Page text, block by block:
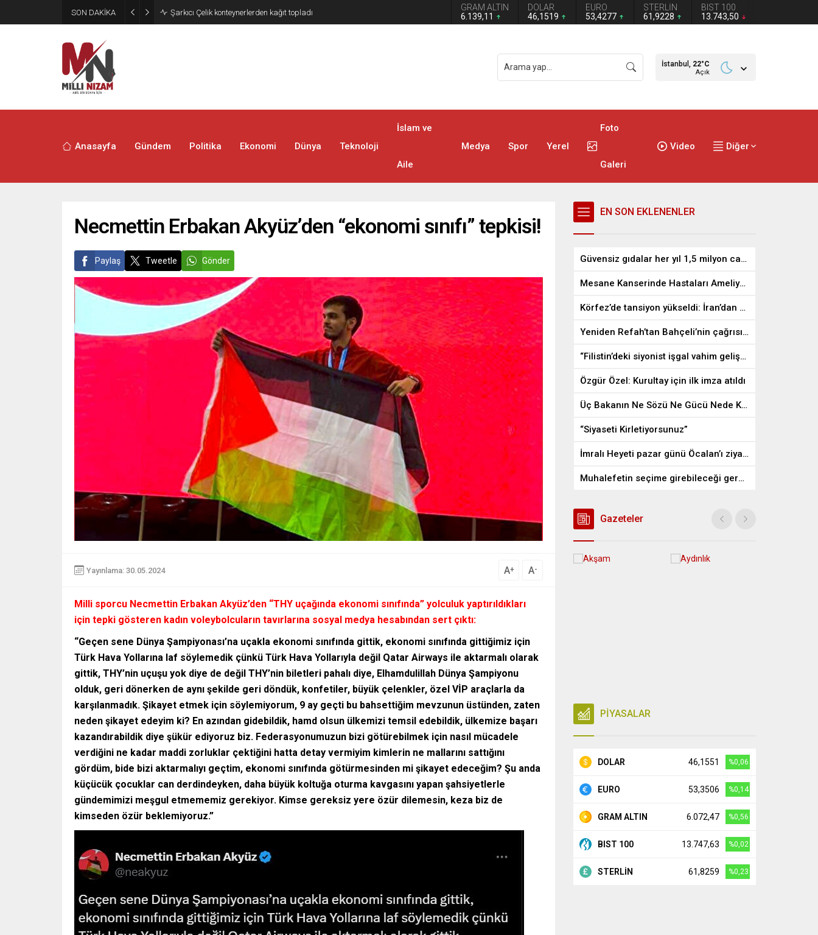
SON DAKİKA İran 2 ülkeyi birden vurdu
GRAM ALTIN
6.139,11
DOLAR
46,1519
EURO
53,4277
STERLİN
61,9228
BIST 100
13.743,50
İstanbul, 22°C
Açık
Anasayfa Gündem Politika Ekonomi Dünya Teknoloji
İslam ve
Aile
Medya Spor Yerel
Foto
Galeri
Video Diğer
Necmettin Erbakan Akyüz’den “ekonomi sınıfı” tepkisi!
Paylaş Tweetle Gönder
Yayınlama: 30.05.2024 A+ A-
Milli sporcu Necmettin Erbakan Akyüz’den “THY uçağında ekonomi sınıfında” yolculuk yaptırıldıkları
için tepki gösteren kadın voleybolcuların tavırlarına sosyal medya hesabından sert çıktı:
“Geçen sene Dünya Şampiyonası’na uçakla ekonomi sınıfında gittik, ekonomi sınıfında gittiğimiz için
Türk Hava Yollarına laf söylemedik çünkü Türk Hava Yollarıyla değil Qatar Airways ile aktarmalı olarak
gittik, THY’nin uçuşu yok diye de değil THY’nin biletleri pahalı diye, Elhamdulillah Dünya Şampiyonu
olduk, geri dönerken de aynı şekilde geri döndük, konfetiler, büyük çelenkler, özel VİP araçlarla da
karşılanmadık. Şikayet etmek için söylemiyorum, 9 ay geçti bu bahsettiğim mevzunun üstünden, zaten
neden şikayet edeyim ki? En azından gidebildik, hamd olsun ülkemizi temsil edebildik, ülkemize başarı
kazandırabildik diye şükür ediyoruz biz. Federasyonumuzun bizi götürebilmek için nasıl mücadele
verdiğini ne kadar maddi zorluklar çektiğini hatta detay vermiyim kimlerin ne mallarını sattığını
gördüm, bide bizi aktarmalıyı geçtim, ekonomi sınıfında götürmesinden mi şikayet edeceğim? Şu anda
küçücük çocuklar can derdindeyken, daha büyük koltuğa oturma kavgasını yapan şahsiyetlerle
gündemimizi meşgul etmememiz gerekiyor. Kimse gereksiz yere özür dilemesin, keza biz de
kimseden özür beklemiyoruz.”
EN SON EKLENENLER
Güvensiz gıdalar her yıl 1,5 milyon can alıyor
Mesane Kanserinde Hastaları Ameliyattan Kurtaran İlaç
Körfez’de tansiyon yükseldi: İran’dan ABD üslerine misilleme
Yeniden Refah’tan Bahçeli’nin çağrısına destek
“Filistin’deki siyonist işgal vahim gelişmelere gebe”
Özgür Özel: Kurultay için ilk imza atıldı
Üç Bakanın Ne Sözü Ne Gücü Nede Kudreti Yetmedi
“Siyaseti Kirletiyorsunuz”
İmralı Heyeti pazar günü Öcalan’ı ziyaret edecek
Muhalefetin seçime girebileceği gerçek bir alan kalmayabilir
Gazeteler
PİYASALAR
DOLAR 46,1551 %0,06
EURO 53,3506 %0,14
GRAM ALTIN 6.072,47 %0,56
BIST 100 13.747,63 %0,02
STERLİN 61,8259 %0,23